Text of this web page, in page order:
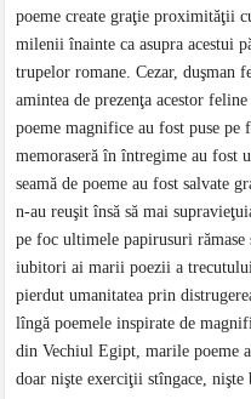
poeme create graţie proximităţii
milenii înainte ca asupra acestui
trupelor romane. Cezar, duşman
amintea de prezenţa acestor
poeme magnifice au fost puse
memoraseră în întregime au fost
seamă de poeme au fost salvate
n-au reuşit însă să mai
pe foc ultimele papirusuri rămase
iubitori ai marii poezii a
pierdut umanitatea prin
lîngă poemele inspirate de
din Vechiul Egipt, marile poeme
doar nişte exerciţii stîngace, nişte